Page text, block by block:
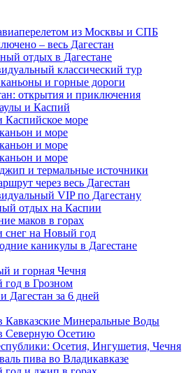
из Москвы и СПБ
– весь Дагестан
отдых в Дагестане
классический тур
и горные дороги
открытия и приключения
и Каспий
Каспийское море
и море
и море
и море
и термальные источники
через весь Дагестан
VIP по Дагестану
отдых на Каспии
маков в горах
снег на Новый год
каникулы в Дагестане
и горная Чечня
в Грозном
Дагестан за 6 дней
Кавказские Минеральные Воды
Северную Осетию
Осетия, Ингушетия, Чечня
пива во Владикавказе